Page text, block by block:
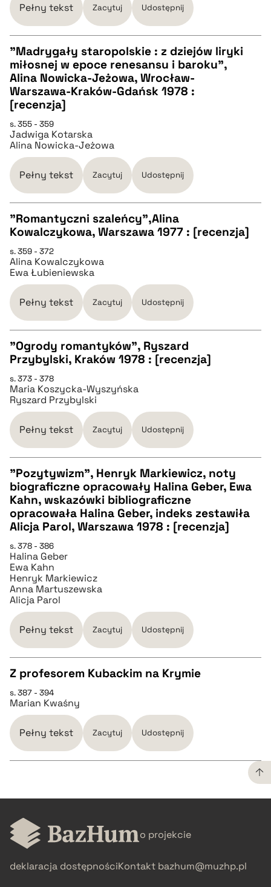
pobierz cytat
Pełny tekst Zacytuj Udostępnij
CZYSTY TEKST
pobierz cytat
BIBTEX
pobierz cytat
"Madrygały staropolskie : z dziejów liryki
miłosnej w epoce renesansu i baroku",
Alina Nowicka-Jeżowa, Wrocław-
Warszawa-Kraków-Gdańsk 1978 :
[recenzja]
s. 355 - 359
Jadwiga Kotarska
Alina Nowicka-Jeżowa
Pełny tekst Zacytuj Udostępnij
CZYSTY TEKST
pobierz cytat
pobierz cytat
"Romantyczni szaleńcy",Alina
Kowalczykowa, Warszawa 1977 : [recenzja]
s. 359 - 372
Alina Kowalczykowa
Ewa Łubieniewska
Pełny tekst Zacytuj Udostępnij
CZYSTY TEKST
pobierz cytat
pobierz cytat
"Ogrody romantyków", Ryszard
Przybylski, Kraków 1978 : [recenzja]
s. 373 - 378
Maria Koszycka-Wyszyńska
Ryszard Przybylski
Pełny tekst Zacytuj Udostępnij
CZYSTY TEKST
pobierz cytat
BIBTEX
pobierz cytat
"Pozytywizm", Henryk Markiewicz, noty
biograficzne opracowały Halina Geber, Ewa
Kahn, wskazówki bibliograficzne
opracowała Halina Geber, indeks zestawiła
Alicja Parol, Warszawa 1978 : [recenzja]
s. 378 - 386
Halina Geber
Ewa Kahn
Henryk Markiewicz
Anna Martuszewska
Alicja Parol
Pełny tekst Zacytuj Udostępnij
CZYSTY TEKST
pobierz cytat
Z profesorem Kubackim na Krymie
s. 387 - 394
Marian Kwaśny
Pełny tekst Zacytuj Udostępnij
CZYSTY TEKST
pobierz cytat
BIBTEX
o projekcie
deklaracja dostępnościKontakt bazhum@muzhp.pl